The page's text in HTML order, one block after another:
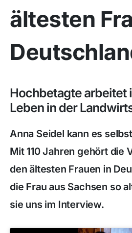
ältesten
Hochbetagte arbeitet
Leben in der
Anna Seidel kann es
Mit 110 Jahren gehört die
den ältesten Frauen in
die Frau aus Sachsen so
sie uns im Interview.